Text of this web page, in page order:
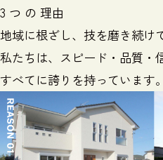
3 つ の 理由
地域に根ざし、技を磨き続け
私たちは、 スピード・品質・
すべてに誇りを持っています。